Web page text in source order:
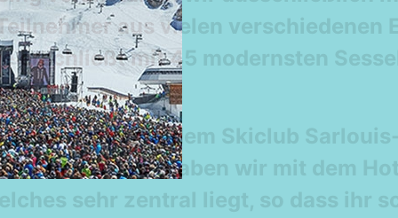
aus vielen verschiedenen
erschließt mit 45 modernsten
mit dem
Für die Tour haben wir mit dem
sehr zentral liegt, so dass ihr